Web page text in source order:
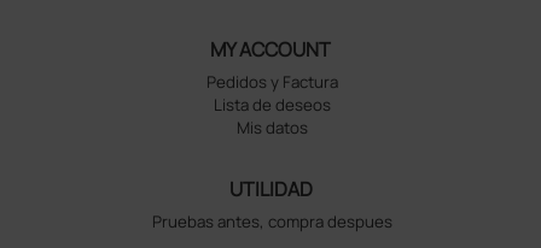
MY ACCOUNT
Pedidos y Factura
Lista de deseos
Mis datos
UTILIDAD
Pruebas antes, compra despues